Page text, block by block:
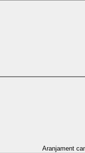
Aranjament